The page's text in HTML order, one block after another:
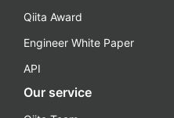
Qiita Award
Engineer White Paper
API
Our service